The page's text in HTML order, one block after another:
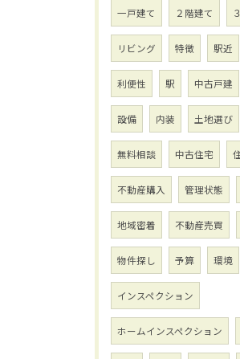
一戸建て ２階建て
リビング 特徴 駅近
利便性 駅 中古戸建
設備 内装 土地選び
無料相談 中古住宅
不動産購入 管理状態
地域密着 不動産売買
物件探し 予算 環境
インスペクション
ホームインスペクション